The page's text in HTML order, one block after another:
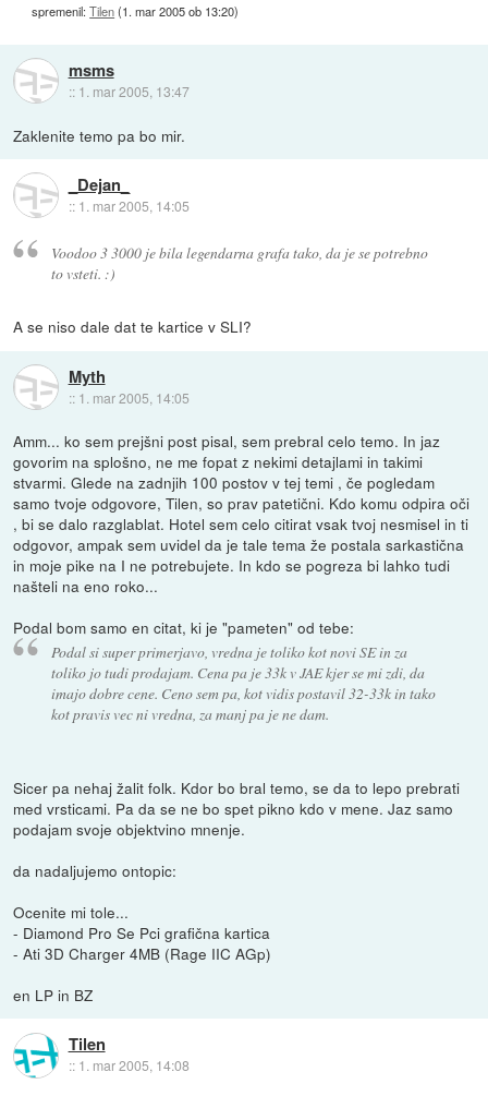
spremenil:Tilen(1. mar 2005 ob 13:20)
msms
:: 1. mar 2005, 13:47
Zaklenite temo pa bo mir.
_Dejan_
:: 1. mar 2005, 14:05
Voodoo 3 3000 je bila legendarna grafa tako, da je se potrebno
to vsteti. :)
A se niso dale dat te kartice v SLI?
Myth
:: 1. mar 2005, 14:05
Amm... ko sem prejšni post pisal, sem prebral celo temo. In jaz
govorim na splošno, ne me fopat z nekimi detajlami in takimi
stvarmi. Glede na zadnjih 100 postov v tej temi , če pogledam
samo tvoje odgovore, Tilen, so prav patetični. Kdo komu odpira oči
, bi se dalo razglablat. Hotel sem celo citirat vsak tvoj nesmisel in ti
odgovor, ampak sem uvidel da je tale tema že postala sarkastična
in moje pike na I ne potrebujete. In kdo se pogreza bi lahko tudi
našteli na eno roko...
Podal bom samo en citat, ki je "pameten" od tebe:
Podal si super primerjavo, vredna je toliko kot novi SE in za
toliko jo tudi prodajam. Cena pa je 33k v JAE kjer se mi zdi, da
imajo dobre cene. Ceno sem pa, kot vidis postavil 32-33k in tako
kot pravis vec ni vredna, za manj pa je ne dam.
Sicer pa nehaj žalit folk. Kdor bo bral temo, se da to lepo prebrati
med vrsticami. Pa da se ne bo spet pikno kdo v mene. Jaz samo
podajam svoje objektvino mnenje.
da nadaljujemo ontopic:
Ocenite mi tole...
- Diamond Pro Se Pci grafična kartica
- Ati 3D Charger 4MB (Rage IIC AGp)
en LP in BZ
Tilen
:: 1. mar 2005, 14:08